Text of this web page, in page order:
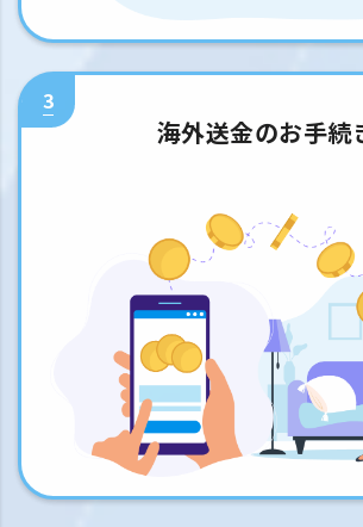
3
海外送金のお手続